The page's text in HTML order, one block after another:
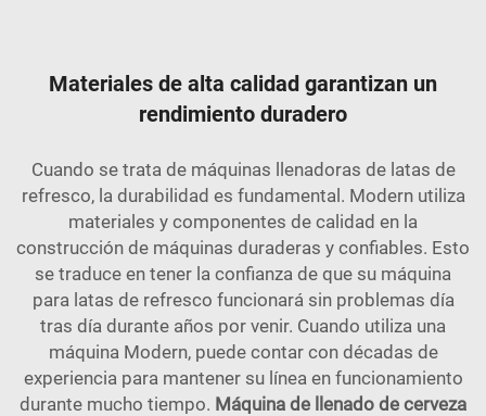
Materiales de alta calidad garantizan un
rendimiento duradero
Cuando se trata de máquinas llenadoras de latas de
refresco, la durabilidad es fundamental. Modern utiliza
materiales y componentes de calidad en la
construcción de máquinas duraderas y confiables. Esto
se traduce en tener la confianza de que su máquina
para latas de refresco funcionará sin problemas día
tras día durante años por venir. Cuando utiliza una
máquina Modern, puede contar con décadas de
experiencia para mantener su línea en funcionamiento
durante mucho tiempo. Máquina de llenado de cerveza